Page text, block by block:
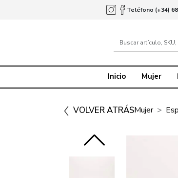
Teléfono (+34)
Inicio Mujer
VOLVER ATRÁSMujer